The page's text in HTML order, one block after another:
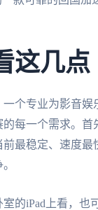
这几点
个专业为影音娱
每一个需求。首
最稳定、速度
的iPad上看，也